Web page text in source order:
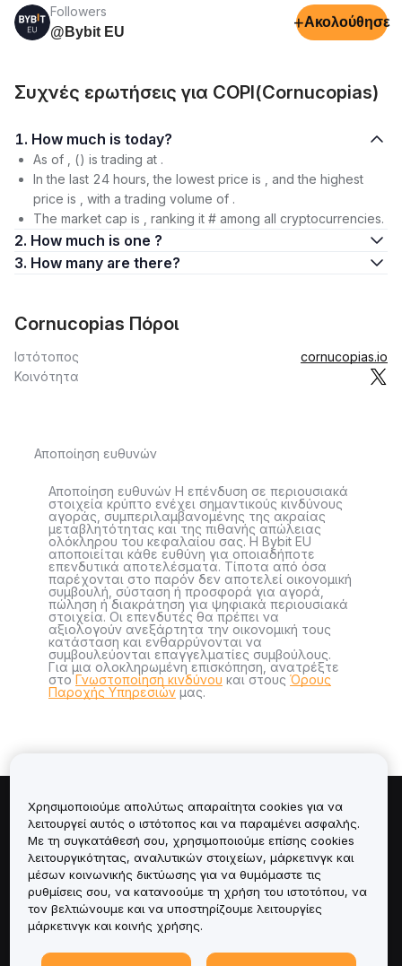
Followers
@Bybit EU
+Ακολούθησε
Συχνές ερωτήσεις για COPI(Cornucopias)
1. How much is today?
As of , () is trading at .
In the last 24 hours, the lowest price is , and the highest
price is , with a trading volume of .
The market cap is , ranking it # among all cryptocurrencies.
2. How much is one ?
3. How many are there?
Cornucopias Πόροι
Ιστότοπος
cornucopias.io
Κοινότητα
Αποποίηση ευθυνών
Αποποίηση ευθυνών Η επένδυση σε περιουσιακά
στοιχεία κρύπτο ενέχει σημαντικούς κινδύνους
αγοράς, συμπεριλαμβανομένης της ακραίας
μεταβλητότητας και της πιθανής απώλειας
ολόκληρου του κεφαλαίου σας. Η Bybit EU
αποποιείται κάθε ευθύνη για οποιαδήποτε
επενδυτικά αποτελέσματα. Τίποτα από όσα
παρέχονται στο παρόν δεν αποτελεί οικονομική
συμβουλή, σύσταση ή προσφορά για αγορά,
πώληση ή διακράτηση για ψηφιακά περιουσιακά
στοιχεία. Οι επενδυτές θα πρέπει να
αξιολογούν ανεξάρτητα την οικονομική τους
κατάσταση και ενθαρρύνονται να
συμβουλεύονται επαγγελματίες συμβούλους.
Για μια ολοκληρωμένη επισκόπηση, ανατρέξτε
στοΓνωστοποίηση κινδύνου και στους Όρους
Παροχής Υπηρεσιών μας.
Πληροφορίες για
Υπηρεσίες
Υποστήριξη
Χρησιμοποιούμε απολύτως απαραίτητα cookies για να
λειτουργεί αυτός ο ιστότοπος και να παραμένει ασφαλής.
Με τη συγκατάθεσή σου, χρησιμοποιούμε επίσης cookies
λειτουργικότητας, αναλυτικών στοιχείων, μάρκετινγκ και
μέσων κοινωνικής δικτύωσης για να θυμόμαστε τις
ρυθμίσεις σου, να κατανοούμε τη χρήση του ιστοτόπου, να
τον βελτιώνουμε και να υποστηρίζουμε λειτουργίες
μάρκετινγκ και κοινής χρήσης.